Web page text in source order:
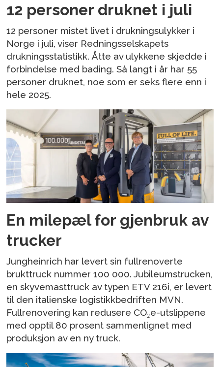
12 personer druknet i juli
12 personer mistet livet i drukningsulykker i
Norge i juli, viser Redningsselskapets
drukningsstatistikk. Åtte av ulykkene skjedde i
forbindelse med bading. Så langt i år har 55
personer druknet, noe som er seks flere enn i
hele 2025.
En milepæl for gjenbruk av
trucker
Jungheinrich har levert sin fullrenoverte
brukttruck nummer 100 000. Jubileumstrucken,
en skyvemasttruck av typen ETV 216i, er levert
til den italienske logistikkbedriften MVN.
Fullrenovering kan redusere CO₂e-utslippene
med opptil 80 prosent sammenlignet med
produksjon av en ny truck.